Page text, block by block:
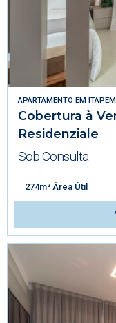
APARTAMENTO EM
Cobertura à
Residenziale
Sob Consulta
274m² Área Útil